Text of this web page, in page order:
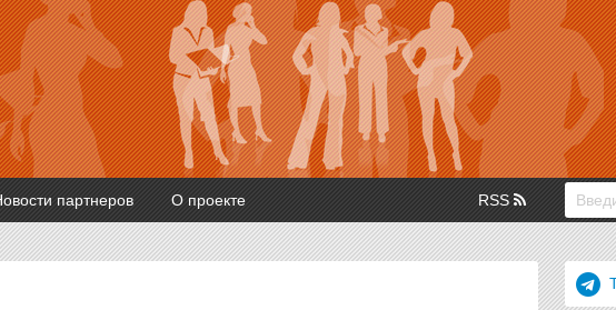
партнеров О проекте RSS